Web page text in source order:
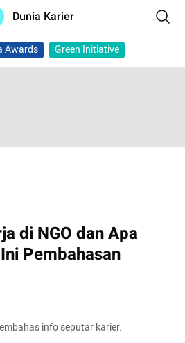
Dunia Karier
Awards Green Initiative
di NGO dan Apa
Pembahasan
info seputar karier.